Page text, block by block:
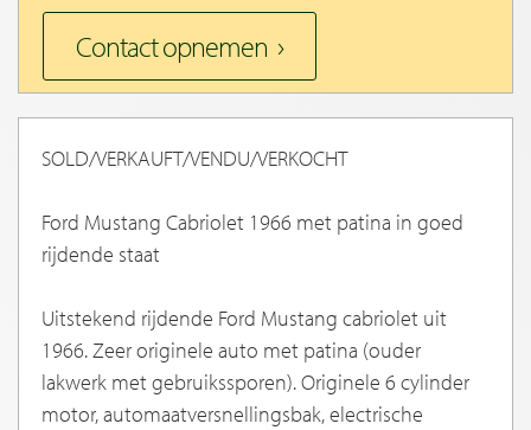
Contact opnemen
SOLD/VERKAUFT/VENDU/VERKOCHT
Ford Mustang Cabriolet 1966 met patina in goed
rijdende staat
Uitstekend rijdende Ford Mustang cabriolet uit
1966. Zeer originele auto met patina (ouder
lakwerk met gebruikssporen). Originele 6 cylinder
motor, automaatversnellingsbak, electrische